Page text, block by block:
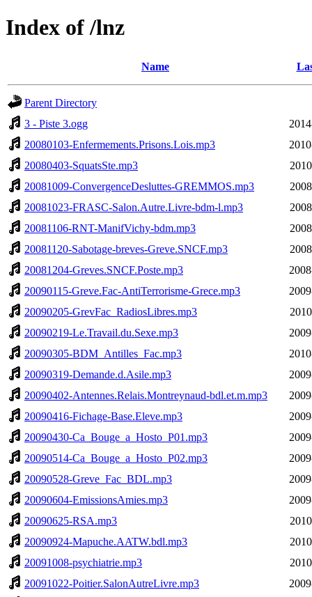
Index of /lnz
Name
Parent Directory
3 - Piste 3.ogg
20080103-Enfermements.Prisons.Lois.mp3
20080403-SquatsSte.mp3
20081009-ConvergenceDesluttes-GREMMOS.mp3
20081023-FRASC-Salon.Autre.Livre-bdm-l.mp3
20081106-RNT-ManifVichy-bdm.mp3
20081120-Sabotage-breves-Greve.SNCF.mp3
20081204-Greves.SNCF.Poste.mp3
20090115-Greve.Fac-AntiTerrorisme-Grece.mp3
20090205-GrevFac_RadiosLibres.mp3
20090219-Le.Travail.du.Sexe.mp3
20090305-BDM_Antilles_Fac.mp3
20090319-Demande.d.Asile.mp3
20090402-Antennes.Relais.Montreynaud-bdl.et.m.mp3
20090416-Fichage-Base.Eleve.mp3
20090430-Ca_Bouge_a_Hosto_P01.mp3
20090514-Ca_Bouge_a_Hosto_P02.mp3
20090528-Greve_Fac_BDL.mp3
20090604-EmissionsAmies.mp3
20090625-RSA.mp3
20090924-Mapuche.AATW.bdl.mp3
20091008-psychiatrie.mp3
20091022-Poitier.SalonAutreLivre.mp3